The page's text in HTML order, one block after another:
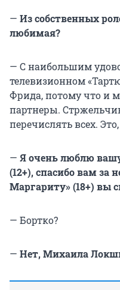
— Из собственных
любимая?
— С наибольшим
телевизионном
Фрида, потому что и
партнеры.
перечислять всех.
— Я очень люблю
(12+), спасибо вам за
Маргариту» (18+) вы
— Бортко?
— Нет, Михаила